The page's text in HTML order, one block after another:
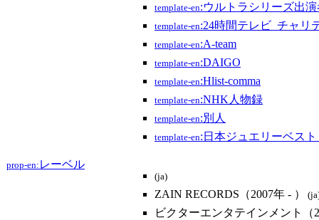
template-en:ウルトラシリーズ出演
template-en:24時間テレビ_チャリ
template-en:A-team
template-en:DAIGO
template-en:Hlist-comma
template-en:NHK人物録
template-en:別人
template-en:日本ジュエリーベス
prop-en: レーベル
(ja)
ZAIN RECORDS（2007年 - ）
ビクターエンタテインメント（